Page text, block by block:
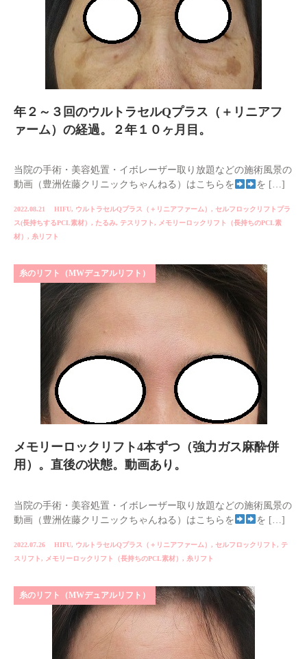
年２～３回のウルトラセルQプラス（＋リニアフ
ァーム）の経過。２年１０ヶ月目。
当院の手術・美容処置・イボレーザー取り放題などの施術風景の
動画（豊洲佐藤クリニックちゃんねる）はこちらを
を […]
2022.08.21 HIFU, ウルトラセルQプラス（＋リニアファーム） , セルフロックリフトプラ
ス(長持ちするPCL素材） , たるみ, テスリフト, メモリーロックリフト（長持ちのPCL素
材） , 糸リフト
糸のリフト（MWデュアルリフト）
メモリーロックリフト4本ずつ（強力ガス麻酔併
用）。直後の状態。動画あり。
当院の手術・美容処置・イボレーザー取り放題などの施術風景の
動画（豊洲佐藤クリニックちゃんねる）はこちらを
を […]
2022.07.26 HIFU, ウルトラセルQプラス（＋リニアファーム） , セルフロックリフト, テ
スリフト, メモリーロックリフト（長持ちのPCL素材） , 糸リフト
糸のリフト（MWデュアルリフト）